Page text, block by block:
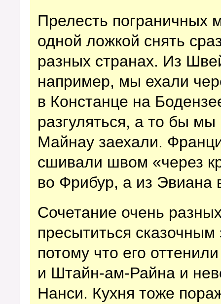
Прелесть пограничных
одной ложкой снять
разных странах. Из
например, мы ехали
в Констанце на
разгуляться, а то бы
Майнау заехали.
сшивали швом «через
во Фрибур, а из Эвиана
Сочетание очень
пресытиться
потому что его
и Штайн-ам-Райна и
Нанси. Кухня тоже